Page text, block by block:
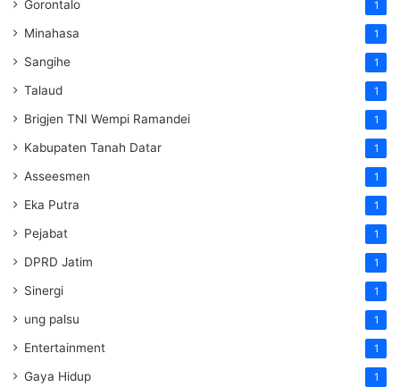
Gorontalo 1
Minahasa 1
Sangihe 1
Talaud 1
Brigjen TNI Wempi Ramandei 1
Kabupaten Tanah Datar 1
Asseesmen 1
Eka Putra 1
Pejabat 1
DPRD Jatim 1
Sinergi 1
ung palsu 1
Entertainment 1
Gaya Hidup 1